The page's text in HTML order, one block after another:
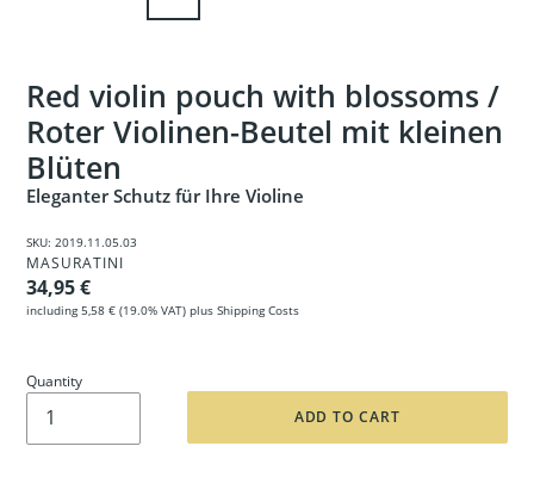
Red violin pouch with blossoms /
Roter Violinen-Beutel mit kleinen
Blüten
Eleganter Schutz für Ihre Violine
SKU: 2019.11.05.03
VENDOR
MASURATINI
Regular price
34,95 €
including 5,58 € (19.0% VAT) plus Shipping Costs
Quantity
ADD TO CART